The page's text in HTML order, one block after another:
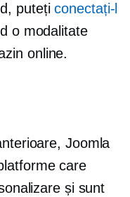
putețiconectați-l
o modalitate
online.
Joomla
care
și sunt